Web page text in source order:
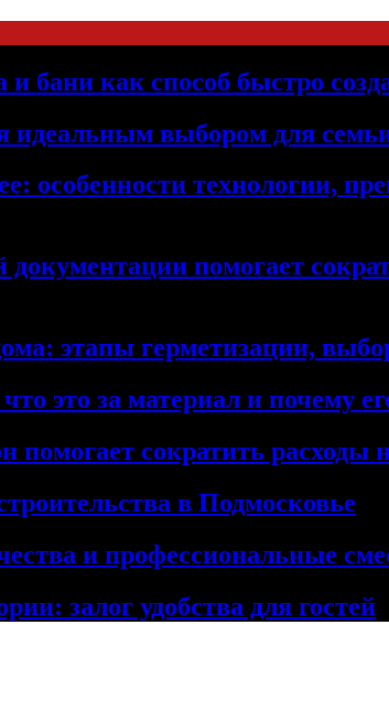
и бани как способ быстро
идеальным выбором для
особенности технологии,
помогает
этапы герметизации,
это за материал и почему
сократить расходы
в Подмосковье
и профессиональные
залог удобства для гостей